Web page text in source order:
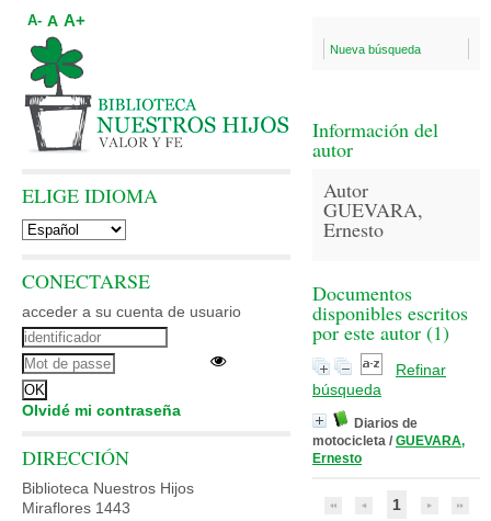
Nueva búsqueda
Información del
autor
Autor
GUEVARA,
Ernesto
Documentos
disponibles escritos
por este autor (1)
Refinar
búsqueda
Diarios de
motocicleta / GUEVARA,
Ernesto
1
A- A A+
ELIGE IDIOMA
CONECTARSE
acceder a su cuenta de usuario
Olvidé mi contraseña
DIRECCIÓN
Biblioteca Nuestros Hijos
Miraflores 1443